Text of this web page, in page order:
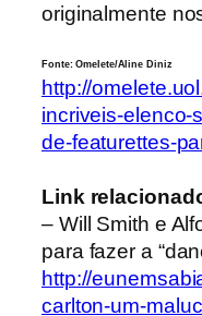
originalmente
Fonte: Omelete/Aline Diniz
http://
incriveis-elenco-
de-featurettes-
Link
– Will Smith e
para fazer a
http://
carlton-um-